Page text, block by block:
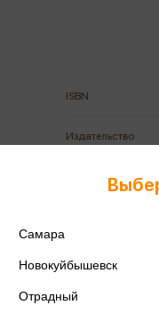
ISBN
Издательство
Год издания
Самара
Новокуйбышевск
Отрадный